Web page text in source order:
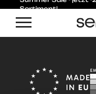
Sortiment!